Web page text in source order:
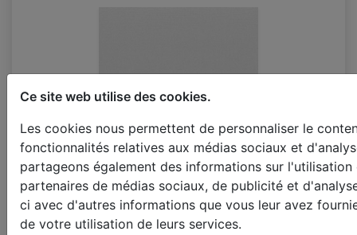
Ce site web utilise des cookies.
Les cookies nous permettent de personnaliser le
fonctionnalités relatives aux médias sociaux et
partageons également des informations sur
partenaires de médias sociaux, de publicité et
ci avec d'autres informations que vous leur avez
de votre utilisation de leurs services.
H503_DO